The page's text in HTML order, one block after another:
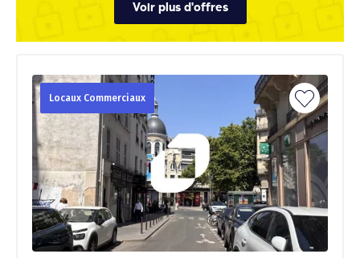
Voir plus d'offres
Locaux Commerciaux